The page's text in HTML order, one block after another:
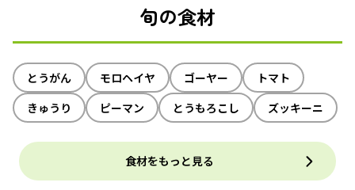
旬の食材
とうがん モロヘイヤ ゴーヤー
トマト
きゅうり
ピーマン とうもろこし ズッキーニ
食材をもっと見る